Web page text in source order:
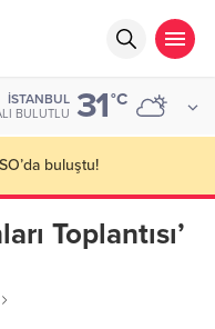
İSTANBUL
BULUTLU 31°C
Toplantısı’